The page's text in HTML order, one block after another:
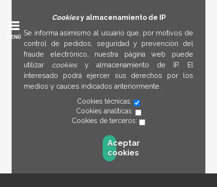
Cookiesy almacenamiento de IP
Se informa asimismo al usuario que, por motivos de
control de pedidos, seguridad y prevención del
fraude electrónico, nuestra página web puede
utilizar cookies y almacenamiento de IP. El
interesado podrá ejercer sus derechos por los
medios y cauces indicados anteriormente.
Cookies técnicas:
Cookies analíticas:
Cookies de terceros:
Aceptar
cookies
MENÚ